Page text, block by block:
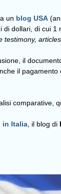
un blog USA
di dollari, di cui
testimony,
il
il
comparative,
in Italia , il blog di